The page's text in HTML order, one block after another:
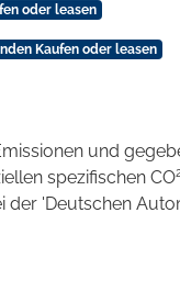
oder leasen
Kaufen oder leasen
und
spezifischen CO
der 'Deutschen